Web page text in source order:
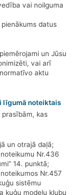
vai noilguma
datus
un Jūsu
vai arī
aktu
līgumā noteiktais
kas
un otrajā daļā;
Nr.436
14. punktā;
Nr.457
sistēmu
kuģu modeļu klubu